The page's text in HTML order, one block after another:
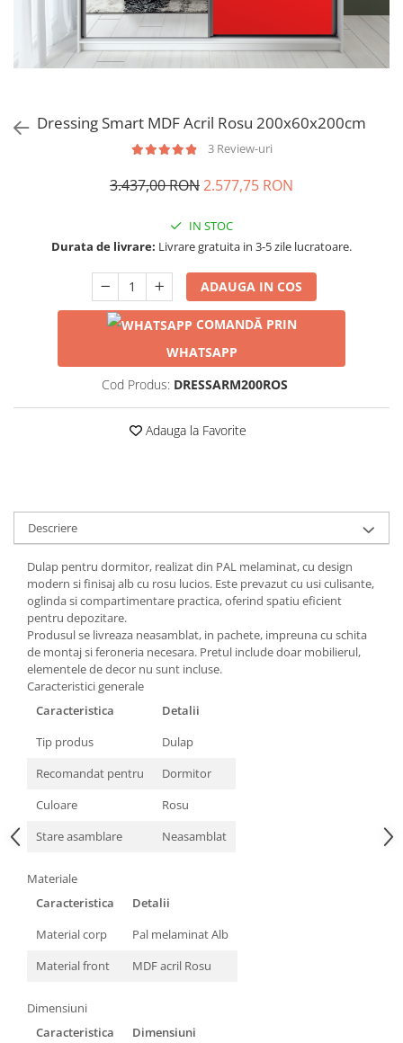
Dressing Smart MDF Acril Rosu 200x60x200cm
3 Review-uri
3.437,00 RON2.577,75 RON
IN STOC
Durata de livrare: Livrare gratuita in 3-5 zile lucratoare.
ADAUGA IN COS
COMANDĂ PRIN
WHATSAPP
Cod Produs: DRESSARM200ROS
Adauga la Favorite
Descriere
Dulap pentru dormitor, realizat din PAL melaminat, cu design
modern si finisaj alb cu rosu lucios. Este prevazut cu usi culisante,
oglinda si compartimentare practica, oferind spatiu eficient
pentru depozitare.
Produsul se livreaza neasamblat, in pachete, impreuna cu schita
de montaj si feroneria necesara. Pretul include doar mobilierul,
elementele de decor nu sunt incluse.
Caracteristici generale
Caracteristica
Detalii
Tip produs
Dulap
Recomandat pentru
Dormitor
Culoare
Rosu
Stare asamblare
Neasamblat
Materiale
Caracteristica
Detalii
Material corp
Pal melaminat Alb
Material front
MDF acril Rosu
Dimensiuni
Caracteristica
Dimensiuni